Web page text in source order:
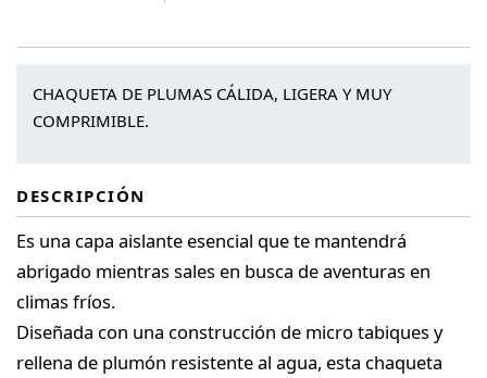
CHAQUETA DE PLUMAS CÁLIDA, LIGERA Y MUY
COMPRIMIBLE.
DESCRIPCIÓN
Es una capa aislante esencial que te mantendrá
abrigado mientras sales en busca de aventuras en
climas fríos.
Diseñada con una construcción de micro tabiques y
rellena de plumón resistente al agua, esta chaqueta